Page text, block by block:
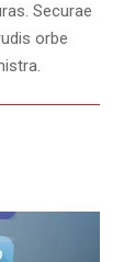
Securae
orbe